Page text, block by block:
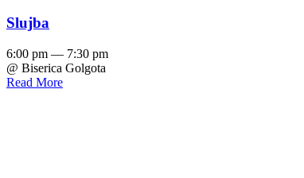
Slujba
6:00 pm — 7:30 pm
@ Biserica Golgota
Read More